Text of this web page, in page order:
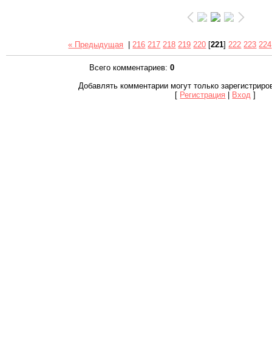
« Предыдущая |216 217 218 219 220 [221]222 223 224
Всего комментариев: 0
Добавлять комментарии могут только
[ Регистрация | Вход ]